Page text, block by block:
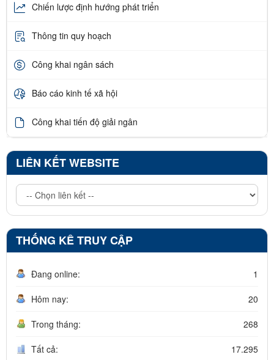
Chiến lược định hướng phát triển
Thông tin quy hoạch
Công khai ngân sách
Báo cáo kinh tế xã hội
Công khai tiến độ giải ngân
LIÊN KẾT WEBSITE
THỐNG KÊ TRUY CẬP
Đang online: 1
Hôm nay: 20
Trong tháng: 268
Tất cả: 17.295